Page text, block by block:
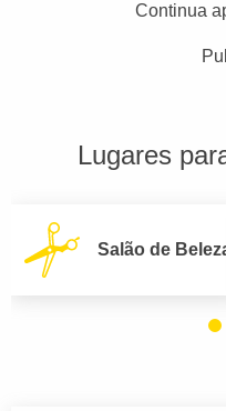
Continua
Lugares
Salão de